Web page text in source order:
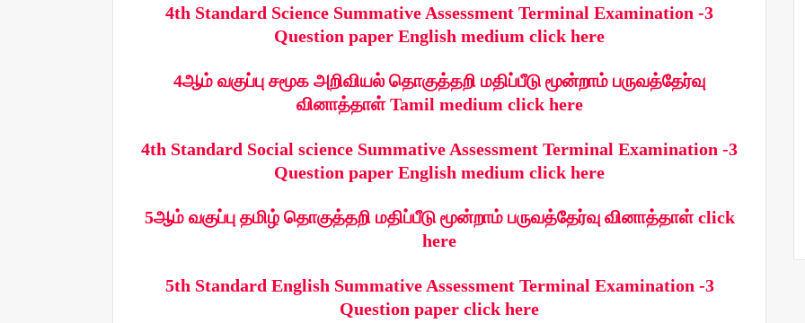
4th Standard Science Summative Assessment Terminal Examination -3
Question paper English medium click here
4ஆம் வகுப்பு சமூக அறிவியல் தொகுத்தறி மதிப்பீடு மூன்றாம் பருவத்தேர்வு
வினாத்தாள் Tamil medium click here
4th Standard Social science Summative Assessment Terminal Examination -3
Question paper English medium click here
5ஆம் வகுப்பு தமிழ் தொகுத்தறி மதிப்பீடு மூன்றாம் பருவத்தேர்வு வினாத்தாள் click
here
5th Standard English Summative Assessment Terminal Examination -3
Question paper click here